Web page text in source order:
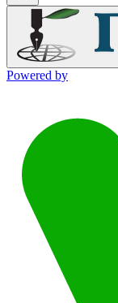
Powered by